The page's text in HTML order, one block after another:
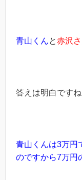
青山くんと赤沢
答えは明白ですね
青山くんは3万円
のですから7万円